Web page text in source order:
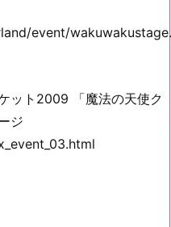
event/
ット2009 「魔法の天使ク
ジ